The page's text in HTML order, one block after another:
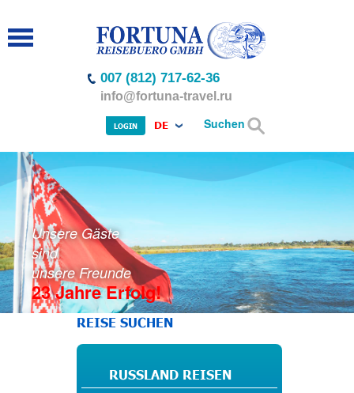
Suchen
007 (812) 717-62-36
info@fortuna-travel.ru
LOGIN DE
Unsere Gäste
sind
unsere Freunde
23 Jahre Erfolg!
REISE SUCHEN
RUSSLAND REISEN